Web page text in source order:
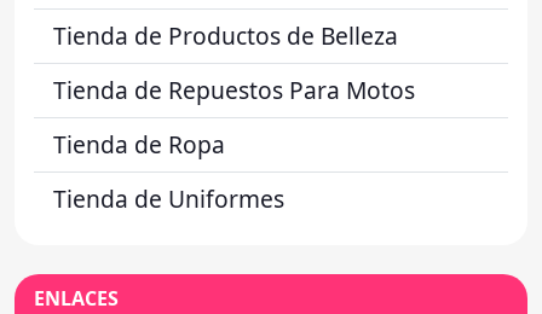
Tienda de Productos de Belleza
Tienda de Repuestos Para Motos
Tienda de Ropa
Tienda de Uniformes
ENLACES